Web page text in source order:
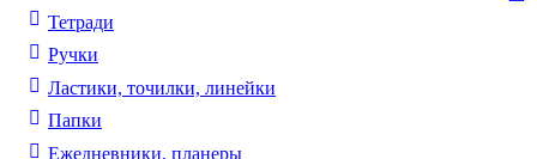
Тетради
Ручки
Ластики, точилки, линейки
Папки
Ежедневники, планеры